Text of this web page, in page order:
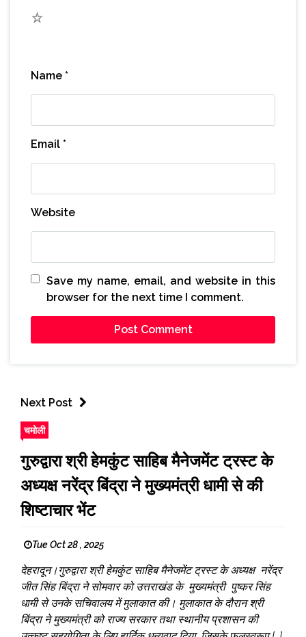
Name *
Email *
Website
Save my name, email, and website in this
browser for the next time I comment.
Next Post
चमोली
गुरुद्वारा श्री हेमकुंट साहिब मैनेजमेंट ट्रस्ट के
अध्यक्ष नरेंद्र बिंद्रा ने मुख्यमंत्री धामी से की
शिष्टाचार भेंट
Tue Oct 28 , 2025
देहरादून।गुरुद्वारा श्री हेमकुंट साहिब मैनेजमेंट ट्रस्ट के अध्यक्ष नरेंद्र
जीत सिंह बिंद्रा ने सोमवार को उत्तराखंड के मुख्यमंत्री पुष्कर सिंह
धामी से उनके सचिवालय में मुलाकात की। मुलाकात के दौरान श्री
बिंद्रा ने मुख्यमंत्री को राज्य सरकार तथा स्थानीय प्रशासन की